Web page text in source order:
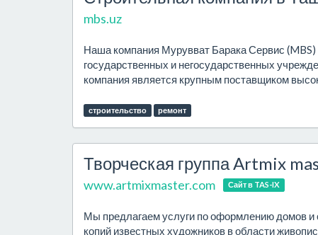
mbs.uz
Наша компания Мурувват Барака Сервис
государственных и негосударственных
компания является крупным поставщиком
строительство ремонт
Творческая группа Artmix
www.artmixmaster.com Сайт в TAS-IX
Мы предлагаем услуги по оформлению домов и
копий известных художников в области